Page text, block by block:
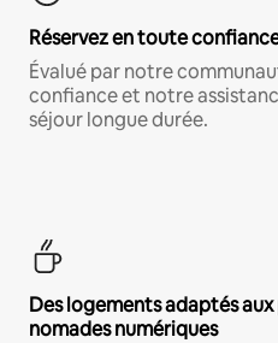
Réservez en toute
Évalué par notre
confiance et notre
séjour longue durée.
Des logements adaptés
nomades numériques